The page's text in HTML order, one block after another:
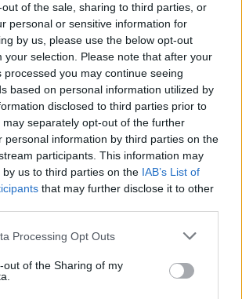
of the sale, sharing to third parties, or
personal or sensitive information for
by us, please use the below opt-out
your selection. Please note that after your
processed you may continue seeing
based on personal information utilized by
disclosed to third parties prior to
separately opt-out of the further
personal information by third parties on the
participants. This information may
us to third parties on the IAB’s List of
that may further disclose it to other
Processing Opt Outs
out of the Sharing of my
och
Vandraren
Witoslaw fångar
Åkersberga på
bild
Med kameran i handen går
Lennart runt 100 mil om
året och delar sina
upptäckter från hela
kommunen